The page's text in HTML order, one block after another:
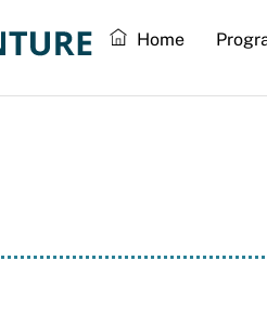
Home